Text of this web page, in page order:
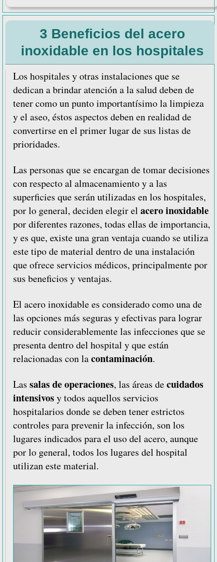
3
razones
para
usar
acero
inoxidable
en
quirófanos
3 Beneficios del acero
inoxidable en los hospitales
Los hospitales y otras instalaciones que se
dedican a brindar atención a la salud deben de
tener como un punto importantísimo la limpieza
y el aseo, éstos aspectos deben en realidad de
convertirse en el primer lugar de sus listas de
prioridades.
Las personas que se encargan de tomar decisiones
con respecto al almacenamiento y a las
superficies que serán utilizadas en los hospitales,
por lo general, deciden elegir el acero inoxidable
por diferentes razones, todas ellas de importancia,
y es que, existe una gran ventaja cuando se utiliza
este tipo de material dentro de una instalación
que ofrece servicios médicos, principalmente por
sus beneficios y ventajas.
El acero inoxidable es considerado como una de
las opciones más seguras y efectivas para lograr
reducir considerablemente las infecciones que se
presenta dentro del hospital y que están
relacionadas con lacontaminación.
Las salas deoperaciones, las áreas decuidados
intensivosy todos aquellos servicios
hospitalarios donde se deben tener estrictos
controles para prevenir la infección, son los
lugares indicados para el uso del acero, aunque
por lo general, todos los lugares del hospital
utilizan este material.